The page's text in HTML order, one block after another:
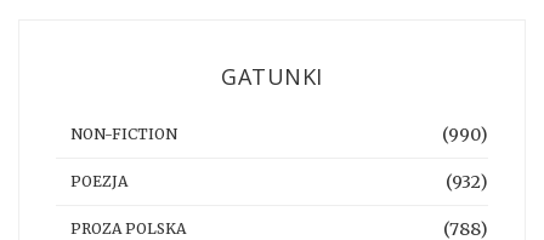
GATUNKI
NON-FICTION (990)
POEZJA (932)
PROZA POLSKA (788)